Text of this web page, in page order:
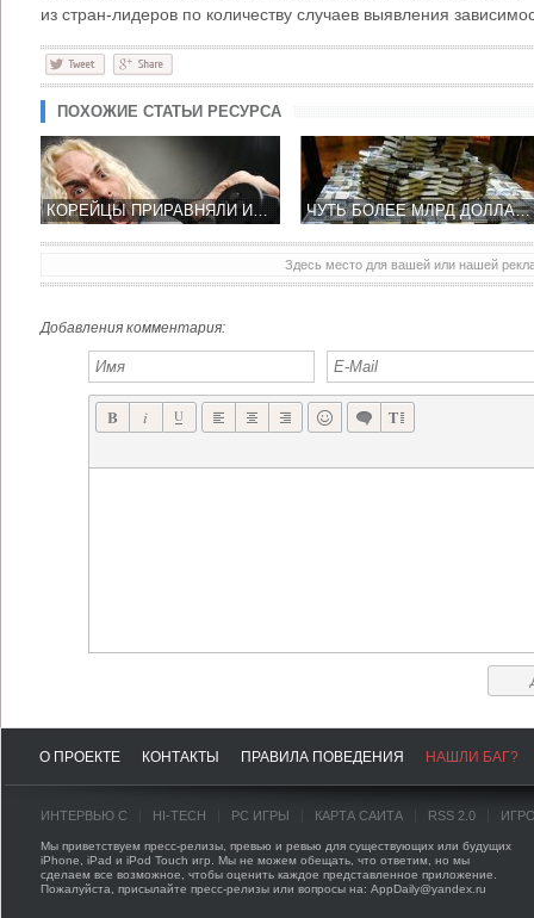
из стран-лидеров по количеству случаев выявления
ПОХОЖИЕ СТАТЬИ РЕСУРСА
КОРЕЙЦЫ ПРИРАВНЯЛИ ИГРОМАНИЮ К НАРКОТИКАМ ЧУТЬ БОЛЕЕ МЛРД ДОЛЛАРОВ СОСТАВИЛ ОБОРОТ РЫНКА ИГР В РОССИИ
Здесь место для вашей или нашей
Добавления комментария:
О ПРОЕКТЕ КОНТАКТЫ ПРАВИЛА ПОВЕДЕНИЯ НАШЛИ БАГ?
ИНТЕРВЬЮ С HI-TECH PC ИГРЫ КАРТА САЙТА RSS 2.0
Мы приветствуем пресс-релизы, превью и ревью для существующих или будущих
iPhone, iPad и iPod Touch игр. Мы не можем обещать, что ответим, но мы
сделаем все возможное, чтобы оценить каждое представленное приложение.
Пожалуйста, присылайте пресс-релизы или вопросы на: AppDaily@yandex.ru